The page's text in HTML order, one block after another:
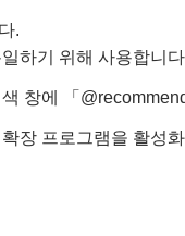
.
하기 위해 사용합니
창에 「
장 프로그램을 활성